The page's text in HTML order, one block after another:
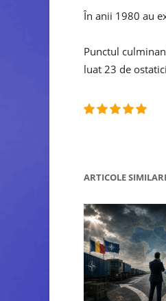
În anii 1980 au
Punctul
luat 23 de
ARTICOLE